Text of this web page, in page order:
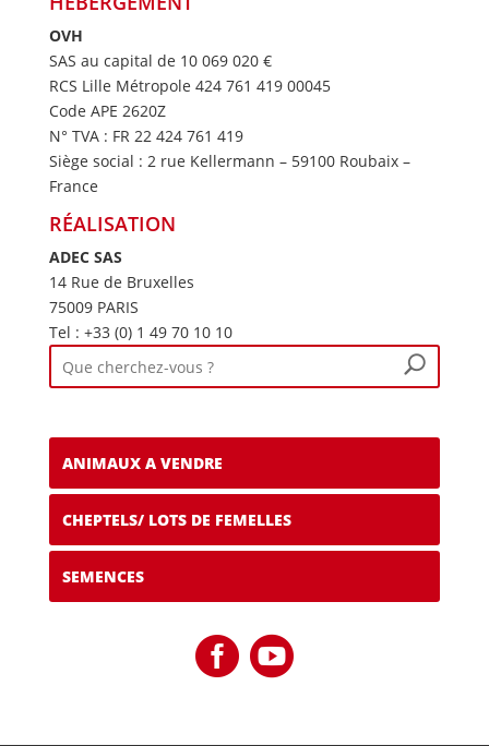
OVH
SAS au capital de 10 069 020 €
RCS Lille Métropole 424 761 419 00045
Code APE 2620Z
N° TVA : FR 22 424 761 419
Siège social : 2 rue Kellermann – 59100 Roubaix –
France
RÉALISATION
ADEC SAS
14 Rue de Bruxelles
75009 PARIS
Tel : +33 (0) 1 49 70 10 10
ANIMAUX A VENDRE
CHEPTELS/ LOTS DE FEMELLES
SEMENCES